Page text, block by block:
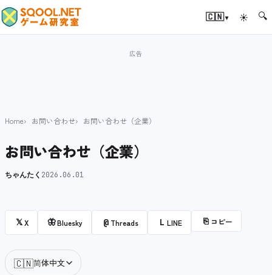
🇨🇳▾ ☀ 🔍
Home お問い合わせ お問い合わせ（企業）
お問い合わせ（企業）
ちゃんたく 2026.06.01
𝕏X 🦋Bluesky @ Threads L LINE ⎘ コピー
🇨🇳简体中文